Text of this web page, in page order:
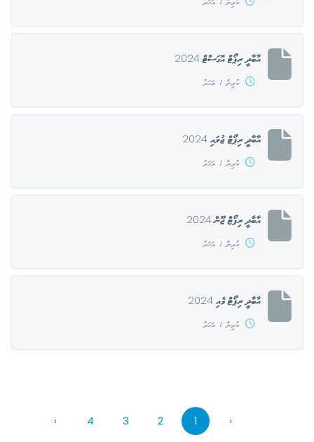
ކުރިން 1 އަހަރު
އާބާދީ ރިޕޯޓް އޮގަސްޓް 2024
ކުރިން 1 އަހަރު
އާބާދީ ރިޕޯޓް ޖުލައި 2024
ކުރިން 1 އަހަރު
އާބާދީ ރިޕޯޓް ޖޫން 2024
ކުރިން 1 އަހަރު
އާބާދީ ރިޕޯޓް މެއި 2024
ކުރިން 1 އަހަރު
‹
1
2
3
4
›